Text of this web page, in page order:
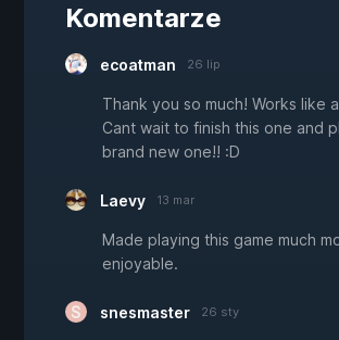
Komentarze
ecoatman 26 lip
Thank you so much! Works like
Cant wait to finish this one and
brand new one!! :D
Laevy 13 mar
Made playing this game much
enjoyable.
snesmaster 26 sty